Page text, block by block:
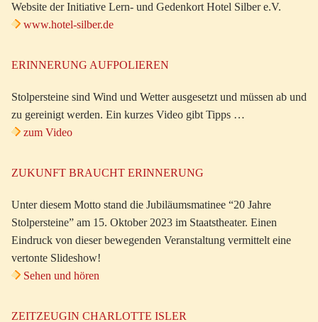
Website der Initiative Lern- und Gedenkort Hotel Silber e.V.
www.hotel-silber.de
ERINNERUNG AUFPOLIEREN
Stolpersteine sind Wind und Wetter ausgesetzt und müssen ab und
zu gereinigt werden. Ein kurzes Video gibt Tipps …
zum Video
ZUKUNFT BRAUCHT ERINNERUNG
Unter diesem Motto stand die Jubiläumsmatinee “20 Jahre
Stolpersteine” am 15. Oktober 2023 im Staatstheater. Einen
Eindruck von dieser bewegenden Veranstaltung vermittelt eine
vertonte Slideshow!
Sehen und hören
ZEITZEUGIN CHARLOTTE ISLER